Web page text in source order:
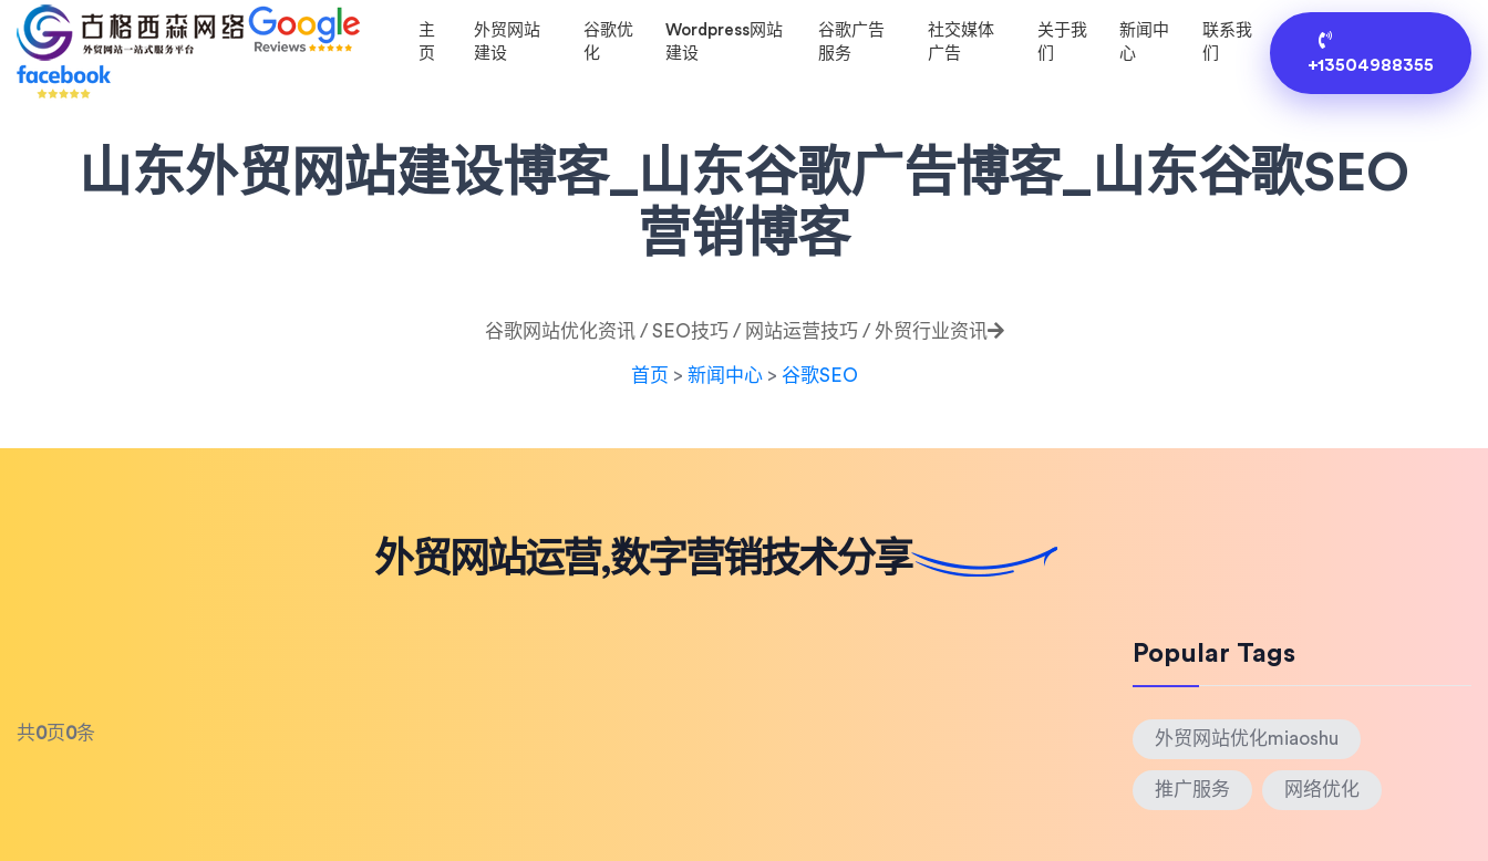
主
页
外贸网站
建设
谷歌优
化
Wordpress网站
建设
谷歌广告
服务
社交媒体
广告
关于我
们
新闻中
心
联系我
们
+13504988355
山东外贸网站建设博客_山东谷歌广告博客_山东谷歌SEO
营销博客
谷歌网站优化资讯 / SEO技巧 / 网站运营技巧 / 外贸行业资讯
首页 > 新闻中心> 谷歌SEO
外贸网站运营,数字营销技术分享
共0页0条
Popular Tags
外贸网站优化miaoshu
推广服务 网络优化